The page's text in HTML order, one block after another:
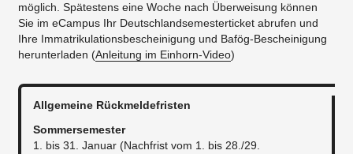
möglich. Spätestens eine Woche nach Überweisung können
Sie im eCampus Ihr Deutschlandsemesterticket abrufen und
Ihre Immatrikulationsbescheinigung und Bafög-Bescheinigung
herunterladen (Anleitung im Einhorn-Video)
Allgemeine Rückmeldefristen
Sommersemester
1. bis 31. Januar (Nachfrist vom 1. bis 28./29.